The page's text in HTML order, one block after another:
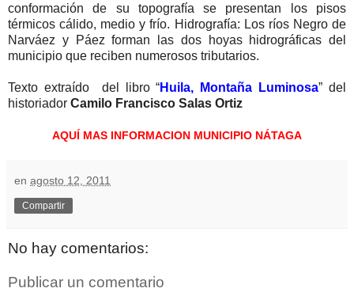
conformación de su topografía se presentan los pisos
térmicos cálido, medio y frío. Hidrografía: Los ríos Negro de
Narváez y Páez forman las dos hoyas hidrográficas del
municipio que reciben numerosos tributarios.
Texto extraído del libro “Huila, Montaña Luminosa” del
historiador Camilo Francisco Salas Ortiz
AQUÍ MAS INFORMACION MUNICIPIO NÁTAGA
en agosto 12, 2011
Compartir
No hay comentarios:
Publicar un comentario